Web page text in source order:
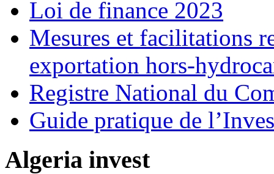
Loi de finance 2023
Mesures et facilitations
exportation hors-
Registre National du
Guide pratique de
Algeria invest